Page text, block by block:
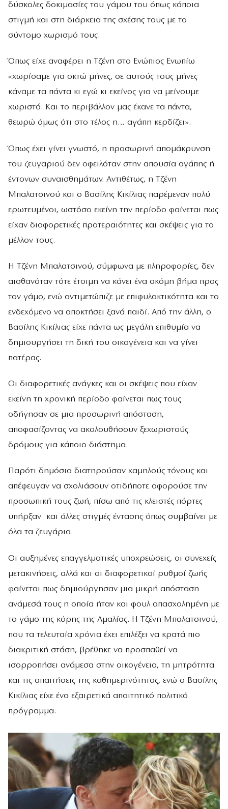
δύσκολες δοκιμασίες του γάμου του όπως κάποια
στιγμή και στη διάρκεια της σχέσης τους με το
σύντομο χωρισμό τους.
Όπως είχε αναφέρει η Τζένη στο Ενώπιος Ενωπίω
«χωρίσαμε για οκτώ μήνες, σε αυτούς τους μήνες
κάναμε τα πάντα κι εγώ κι εκείνος για να μείνουμε
χωριστά. Και το περιβάλλον μας έκανε τα πάντα,
θεωρώ όμως ότι στο τέλος η… αγάπη κερδίζει».
Όπως έχει γίνει γνωστό, η προσωρινή απομάκρυνση
του ζευγαριού δεν οφειλόταν στην απουσία αγάπης ή
έντονων συναισθημάτων. Αντιθέτως, η Τζένη
Μπαλατσινού και ο Βασίλης Κικίλιας παρέμεναν πολύ
ερωτευμένοι, ωστόσο εκείνη την περίοδο φαίνεται πως
είχαν διαφορετικές προτεραιότητες και σκέψεις για το
μέλλον τους.
Η Τζένη Μπαλατσινού, σύμφωνα με πληροφορίες, δεν
αισθανόταν τότε έτοιμη να κάνει ένα ακόμη βήμα προς
τον γάμο, ενώ αντιμετώπιζε με επιφυλακτικότητα και το
ενδεχόμενο να αποκτήσει ξανά παιδί. Από την άλλη, ο
Βασίλης Κικίλιας είχε πάντα ως μεγάλη επιθυμία να
δημιουργήσει τη δική του οικογένεια και να γίνει
πατέρας.
Οι διαφορετικές ανάγκες και οι σκέψεις που είχαν
εκείνη τη χρονική περίοδο φαίνεται πως τους
οδήγησαν σε μια προσωρινή απόσταση,
αποφασίζοντας να ακολουθήσουν ξεχωριστούς
δρόμους για κάποιο διάστημα.
Παρότι δημόσια διατηρούσαν χαμηλούς τόνους και
απέφευγαν να σχολιάσουν οτιδήποτε αφορούσε την
προσωπική τους ζωή, πίσω από τις κλειστές πόρτες
υπήρξαν και άλλες στιγμές έντασης όπως συμβαίνει με
όλα τα ζευγάρια.
Οι αυξημένες επαγγελματικές υποχρεώσεις, οι συνεχείς
μετακινήσεις, αλλά και οι διαφορετικοί ρυθμοί ζωής
φαίνεται πως δημιούργησαν μια μικρή απόσταση
ανάμεσά τους η οποία ήταν και φουλ απασχολημένη με
το γάμο της κόρης της Αμαλίας. Η Τζένη Μπαλατσινού,
που τα τελευταία χρόνια έχει επιλέξει να κρατά πιο
διακριτική στάση, βρέθηκε να προσπαθεί να
ισορροπήσει ανάμεσα στην οικογένεια, τη μητρότητα
και τις απαιτήσεις της καθημερινότητας, ενώ ο Βασίλης
Κικίλιας είχε ένα εξαιρετικά απαιτητικό πολιτικό
πρόγραμμα.